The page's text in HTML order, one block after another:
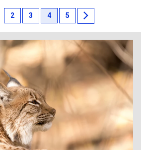
2 3 4 5 chevron_right